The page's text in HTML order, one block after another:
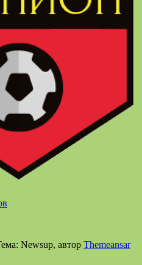
Newsup, автор Themeansar